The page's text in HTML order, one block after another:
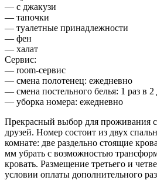
— с джакузи
— тапочки
— туалетные принадлежности
— фен
— халат
Сервис:
— room-сервис
— смена полотенец: ежедневно
— смена постельного белья: 1 раз в 2
— уборка номера: ежедневно
Прекрасный выбор для проживания
друзей. Номер состоит из двух
комнате: две раздельно стоящие
мм убрать с возможностью
кровать. Размещение третьего и
условии оплаты дополнительного